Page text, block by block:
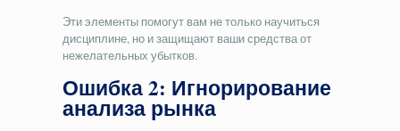
Эти элементы помогут вам не только научиться
дисциплине, но и защищают ваши средства от
нежелательных убытков.
Ошибка 2: Игнорирование
анализа рынка